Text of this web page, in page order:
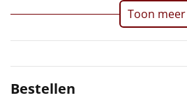
Doe het zelf
Toon meer
Bestellen